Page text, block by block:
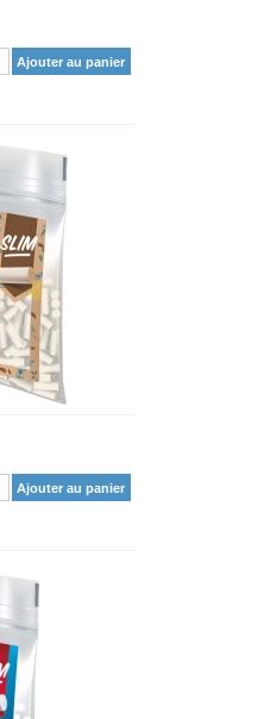
Ajouter au panier
Ajouter au panier